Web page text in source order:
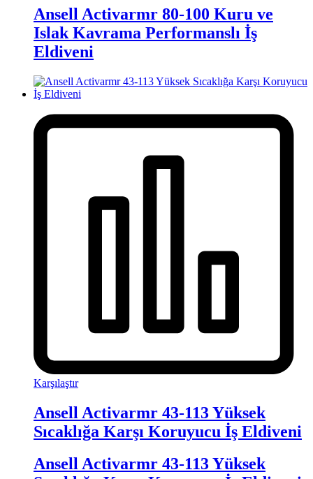
Ansell Activarmr 80-100 Kuru ve
Islak Kavrama Performanslı İş
Eldiveni
Karşılaştır
Ansell Activarmr 43-113 Yüksek
Sıcaklığa Karşı Koruyucu İş Eldiveni
Ansell Activarmr 43-113 Yüksek